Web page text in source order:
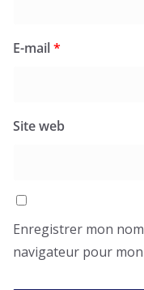
E-mail*
Site web
Enregistrer mon
navigateur pour